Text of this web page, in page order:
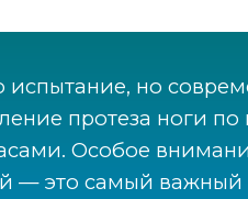
но
протеза ноги
Особое
— это самый